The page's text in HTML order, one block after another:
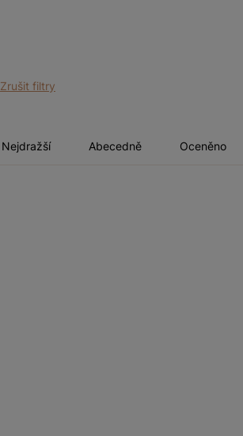
Zrušit filtry
Nejdražší Abecedně Oceněno